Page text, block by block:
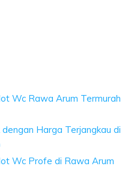
Wc Rawa Arum Termurah
Harga Terjangkau di
Wc Profe di Rawa Arum